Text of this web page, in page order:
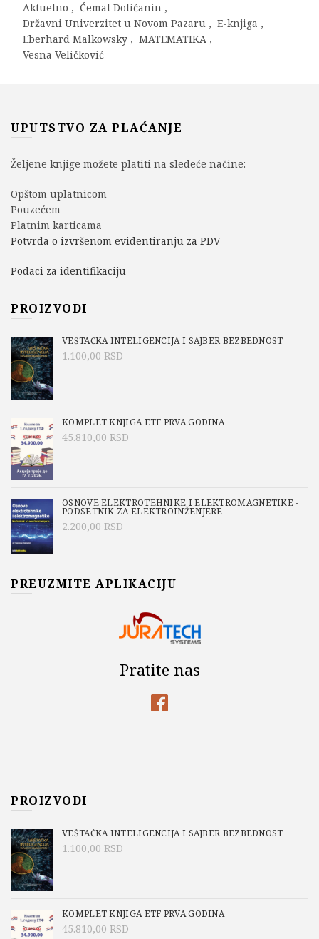
Aktuelno , Ćemal Dolićanin ,
Državni Univerzitet u Novom Pazaru , E-knjiga ,
Eberhard Malkowsky , MATEMATIKA ,
Vesna Veličković
UPUTSTVO ZA PLAĆANJE
Željene knjige možete platiti na sledeće načine:
Opštom uplatnicom
Pouzećem
Platnim karticama
Potvrda o izvršenom evidentiranju za PDV
Podaci za identifikaciju
PROIZVODI
VEŠTAČKA INTELIGENCIJA I SAJBER BEZBEDNOST
1.100,00 RSD
KOMPLET KNJIGA ETF PRVA GODINA
45.810,00 RSD
OSNOVE ELEKTROTEHNIKE I ELEKTROMAGNETIKE -
PODSETNIK ZA ELEKTROINŽENJERE
2.200,00 RSD
PREUZMITE APLIKACIJU
Pratite nas
PROIZVODI
VEŠTAČKA INTELIGENCIJA I SAJBER BEZBEDNOST
1.100,00 RSD
KOMPLET KNJIGA ETF PRVA GODINA
45.810,00 RSD